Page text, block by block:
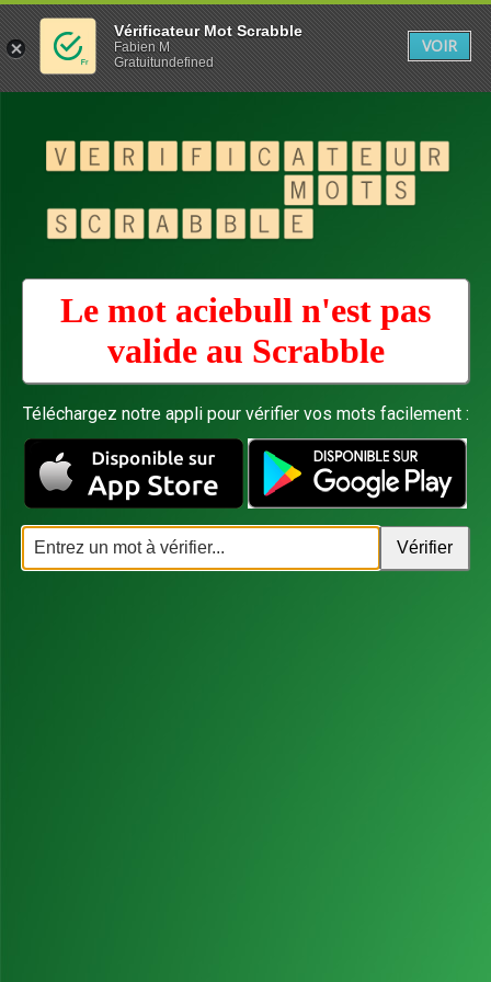
Le mot aciebull n'est pas
valide au Scrabble
Téléchargez notre appli pour vérifier vos mots facilement :
Vérificateur Mot Scrabble
Fabien M
Gratuitundefined
VOIR